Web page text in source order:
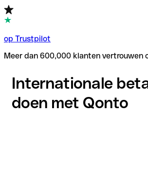
op Trustpilot
Meer dan 600,000 klanten vertrouwen
Internationale
doen met Qonto